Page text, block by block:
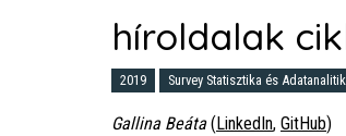
híroldalak
2019 Survey Statisztika és
Gallina Beáta( LinkedIn, GitHub)